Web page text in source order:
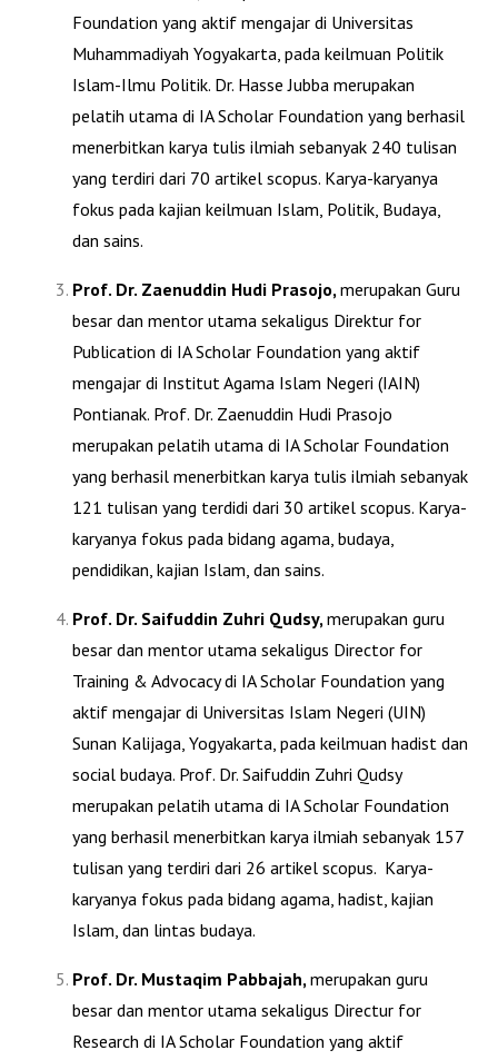
Foundation yang aktif mengajar di Universitas
Muhammadiyah Yogyakarta, pada keilmuan Politik
Islam-Ilmu Politik. Dr. Hasse Jubba merupakan
pelatih utama di IA Scholar Foundation yang berhasil
menerbitkan karya tulis ilmiah sebanyak 240 tulisan
yang terdiri dari 70 artikel scopus. Karya-karyanya
fokus pada kajian keilmuan Islam, Politik, Budaya,
dan sains.
Prof. Dr. Zaenuddin Hudi Prasojo,merupakan Guru
besar dan mentor utama sekaligus Direktur for
Publication di IA Scholar Foundation yang aktif
mengajar di Institut Agama Islam Negeri (IAIN)
Pontianak. Prof. Dr. Zaenuddin Hudi Prasojo
merupakan pelatih utama di IA Scholar Foundation
yang berhasil menerbitkan karya tulis ilmiah sebanyak
121 tulisan yang terdidi dari 30 artikel scopus. Karya-
karyanya fokus pada bidang agama, budaya,
pendidikan, kajian Islam, dan sains.
Prof. Dr. Saifuddin Zuhri Qudsy,merupakan guru
besar dan mentor utama sekaligus Director for
Training & Advocacy di IA Scholar Foundation yang
aktif mengajar di Universitas Islam Negeri (UIN)
Sunan Kalijaga, Yogyakarta, pada keilmuan hadist dan
social budaya. Prof. Dr. Saifuddin Zuhri Qudsy
merupakan pelatih utama di IA Scholar Foundation
yang berhasil menerbitkan karya ilmiah sebanyak 157
tulisan yang terdiri dari 26 artikel scopus. Karya-
karyanya fokus pada bidang agama, hadist, kajian
Islam, dan lintas budaya.
Prof. Dr. Mustaqim Pabbajah,merupakan guru
besar dan mentor utama sekaligus Directur for
Research di IA Scholar Foundation yang aktif